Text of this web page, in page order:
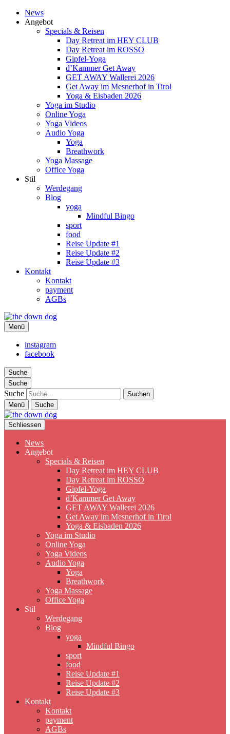
News
Angebot
Specials & Reisen
Day Retreat im HEY CLUB
Day Retreat im ROSSO
Gipfel-Yoga
d’Kammer Get Away
GET AWAY Wallerei 2026
Get Away im Mesnerhof in Tirol
Yoga & Eisbaden 2026
Yoga im Studio
Online Yoga
Yoga Videos
Audio Yoga
Yoga
Breathwork
Yoga Massage
Office Yoga
Stil
Werdegang
Blog
yoga
Mindful Bingo
sport
food
Reise Update #1
Reise Update #2
Reise Update #3
Kontakt
Kontakt
payment
AGBs
the down dog
Christina Ilchman
Menü
instagram
facebook
Suche
Suche
Suche
Menü Suche
Schliessen
News
Angebot
Specials & Reisen
Day Retreat im HEY CLUB
Day Retreat im ROSSO
Gipfel-Yoga
d’Kammer Get Away
GET AWAY Wallerei 2026
Get Away im Mesnerhof in Tirol
Yoga & Eisbaden 2026
Yoga im Studio
Online Yoga
Yoga Videos
Audio Yoga
Yoga
Breathwork
Yoga Massage
Office Yoga
Stil
Werdegang
Blog
yoga
Mindful Bingo
sport
food
Reise Update #1
Reise Update #2
Reise Update #3
Kontakt
Kontakt
payment
AGBs